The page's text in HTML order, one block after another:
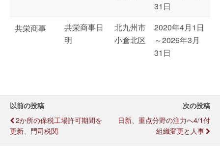
31日
共栄商事
共栄商事日
明
北九州市
小倉北区
2020年4月1日
～2026年3月
31日
以前の投稿
2か所の保税工場許可期間を
更新、門司税関
次の投稿
日新、重点分野の注力へ4/1付
組織変更と人事